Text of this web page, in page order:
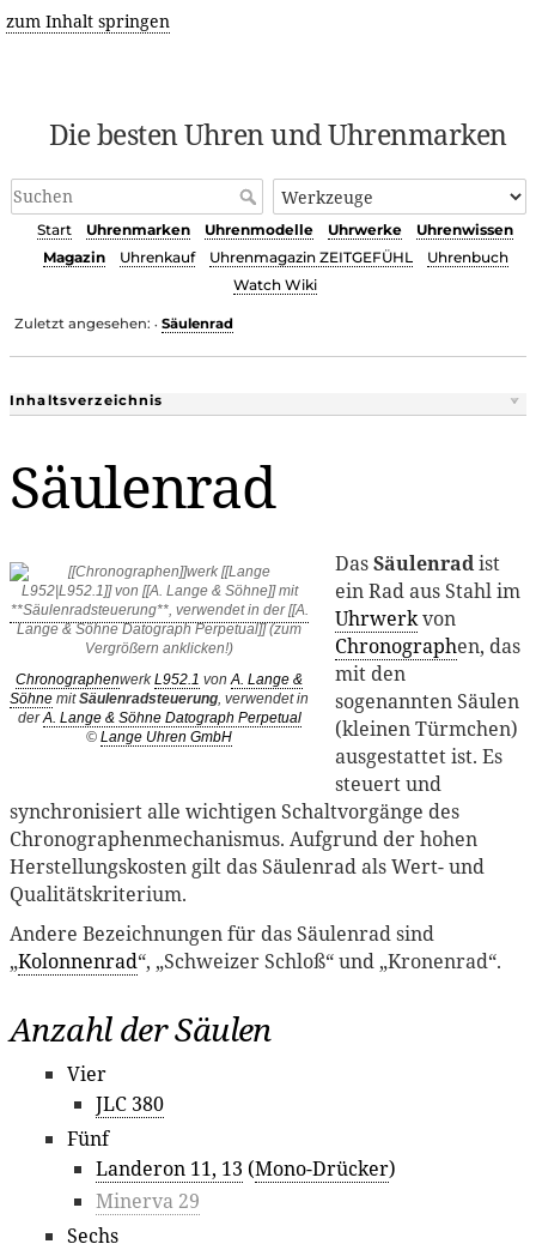
zum Inhalt springen
Die besten Uhren und Uhrenmarken
Start Uhrenmarken Uhrenmodelle Uhrwerke
Uhrenwissen
Magazin
Uhrenkauf Uhrenmagazin ZEITGEFÜHL
Uhrenbuch
Watch Wiki
Zuletzt angesehen: • Säulenrad
Inhaltsverzeichnis
Säulenrad
ChronographenwerkL952.1 vonA. Lange &
Söhne mitSäulenradsteuerung, verwendet in
derA. Lange & Söhne Datograph Perpetual
© Lange Uhren GmbH
DasSäulenradist
ein Rad aus Stahl im
Uhrwerkvon
Chronographen, das
mit den
sogenannten Säulen
(kleinen Türmchen)
ausgestattet ist. Es
steuert und
synchronisiert alle wichtigen Schaltvorgänge des
Chronographenmechanismus. Aufgrund der hohen
Herstellungskosten gilt das Säulenrad als Wert- und
Qualitätskriterium.
Andere Bezeichnungen für das Säulenrad sind
„Kolonnenrad“, „Schweizer Schloß“ und „Kronenrad“.
Anzahl der Säulen
Vier
JLC 380
Fünf
Landeron 11, 13 (Mono-Drücker)
Minerva 29
Sechs